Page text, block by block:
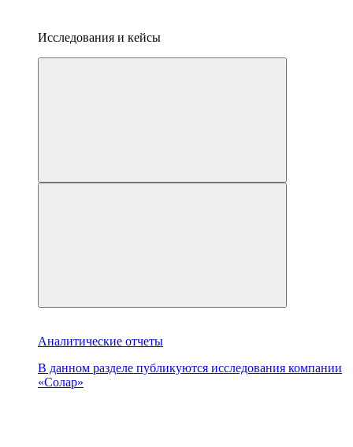
Исследования и кейсы
Аналитические отчеты
В данном разделе публикуются исследования компании
«Солар»